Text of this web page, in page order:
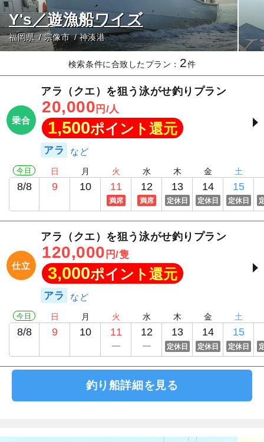
Y's／遊漁船ワイズ
福岡県 宗像市 神湊港
検索条件に合致したプラン： 2件
乗合
アラ（クエ）を狙う泳がせ釣りプラン
20,000 円/人
1,500ポイント還元
アラ
今日
8/8
日
9
月
10
火
11
満席
水
12
満席
木
13
定休日
金
14
定休日
土
15
定休日
仕立
アラ（クエ）を狙う泳がせ釣りプラン
120,000 円/隻
3,000ポイント還元
アラ
今日
8/8
日
9
月
10
火
11
水
12
木
13
定休日
金
14
定休日
土
15
定休日
釣り船詳細を見る